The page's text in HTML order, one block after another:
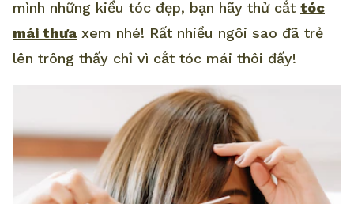
mình những kiểu tóc đẹp, bạn hãy thử cắt tóc
mái thưa xem nhé! Rất nhiều ngôi sao đã trẻ
lên trông thấy chỉ vì cắt tóc mái thôi đấy!